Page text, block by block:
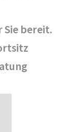
bereit.